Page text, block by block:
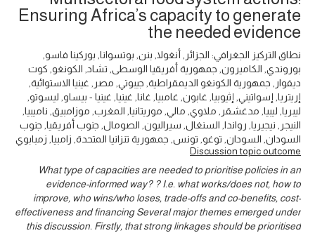
Ensuring Africa’s capacity to generate
the needed evidence
نطاق التركيز الجغرافي: الجزائر, أنغولا, بنن, بوتسوانا, بوركينا فاسو,
بوروندي, الكاميرون, جمهورية أفريقيا الوسطى, تشاد, الكونغو, كوت
ديفوار, جمهورية الكونغو الديمقراطية, جيبوتي, مصر, غينيا الاستوائية,
إريتريا, إسواتيني, إثيوبيا, غابون, غامبيا, غانا, غينيا, غينيا - بيساو, ليسوتو,
ليبريا, ليبيا, مدغشقر, ملاوي, مالي, موريتانيا, المغرب, موزامبيق, ناميبيا,
النيجر, نيجيريا, رواندا, السنغال, سيراليون, الصومال, جنوب أفريقيا, جنوب
السودان, السودان, توغو, تونس, جمهورية تنزانيا المتحدة, زامبيا, زمبابوي
Discussion topic outcome
What type of capacities are needed to prioritise policies in an
evidence-informed way? ? I.e. what works/does not, how to
improve, who wins/who loses, trade-offs and co-benefits, cost-
effectiveness and financing Several major themes emerged under
this discussion. Firstly, that strong linkages should be prioritised